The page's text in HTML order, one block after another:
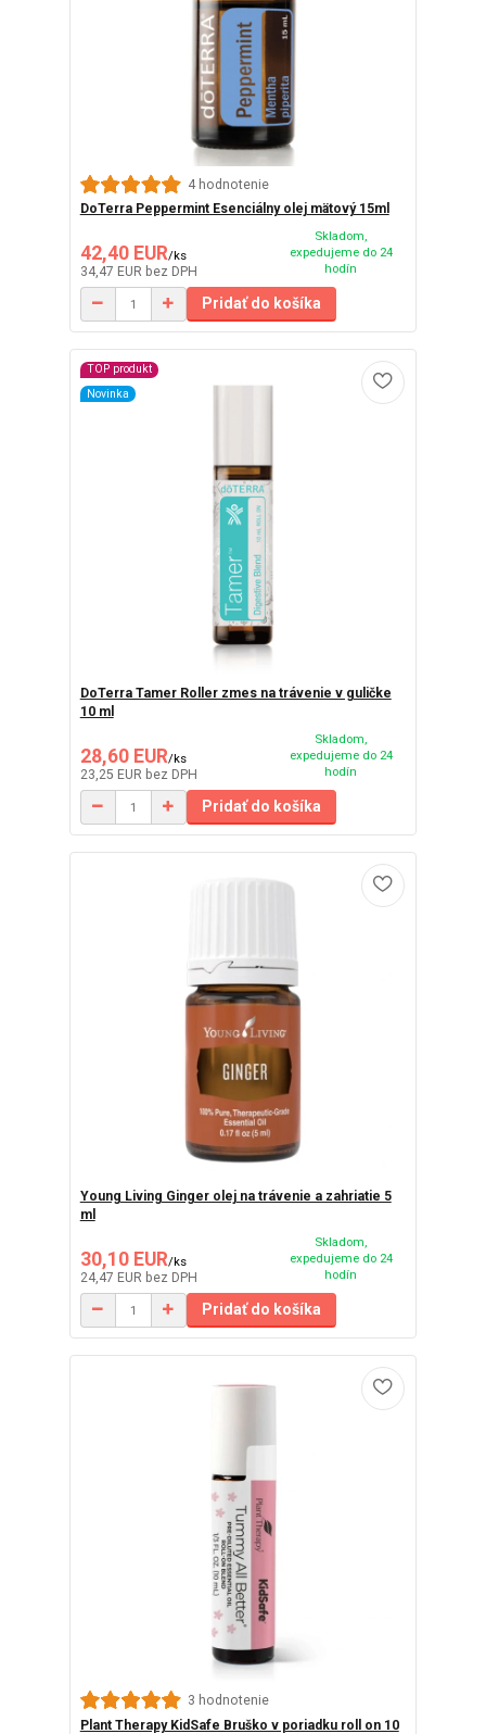
4 hodnotenie
DoTerra Peppermint Esenciálny olej mätový 15ml
42,40 EUR/ks
34,47 EUR bez DPH
Skladom,
expedujeme do 24
hodín
Pridať do košíka
TOP produkt
Novinka
DoTerra Tamer Roller zmes na trávenie v guličke
10 ml
28,60 EUR/ks
23,25 EUR bez DPH
Skladom,
expedujeme do 24
hodín
Pridať do košíka
Young Living Ginger olej na trávenie a zahriatie 5
ml
30,10 EUR/ks
24,47 EUR bez DPH
Skladom,
expedujeme do 24
hodín
Pridať do košíka
3 hodnotenie
Plant Therapy KidSafe Bruško v poriadku roll on 10